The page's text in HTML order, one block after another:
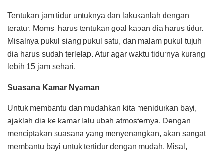
Tentukan jam tidur untuknya dan lakukanlah dengan
teratur. Moms, harus tentukan goal kapan dia harus tidur.
Misalnya pukul siang pukul satu, dan malam pukul tujuh
dia harus sudah terlelap. Atur agar waktu tidurnya kurang
lebih 15 jam sehari.
Suasana Kamar Nyaman
Untuk membantu dan mudahkan kita menidurkan bayi,
ajaklah dia ke kamar lalu ubah atmosfernya. Dengan
menciptakan suasana yang menyenangkan, akan sangat
membantu bayi untuk tertidur dengan mudah. Misal,